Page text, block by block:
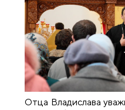
Отца Владислава